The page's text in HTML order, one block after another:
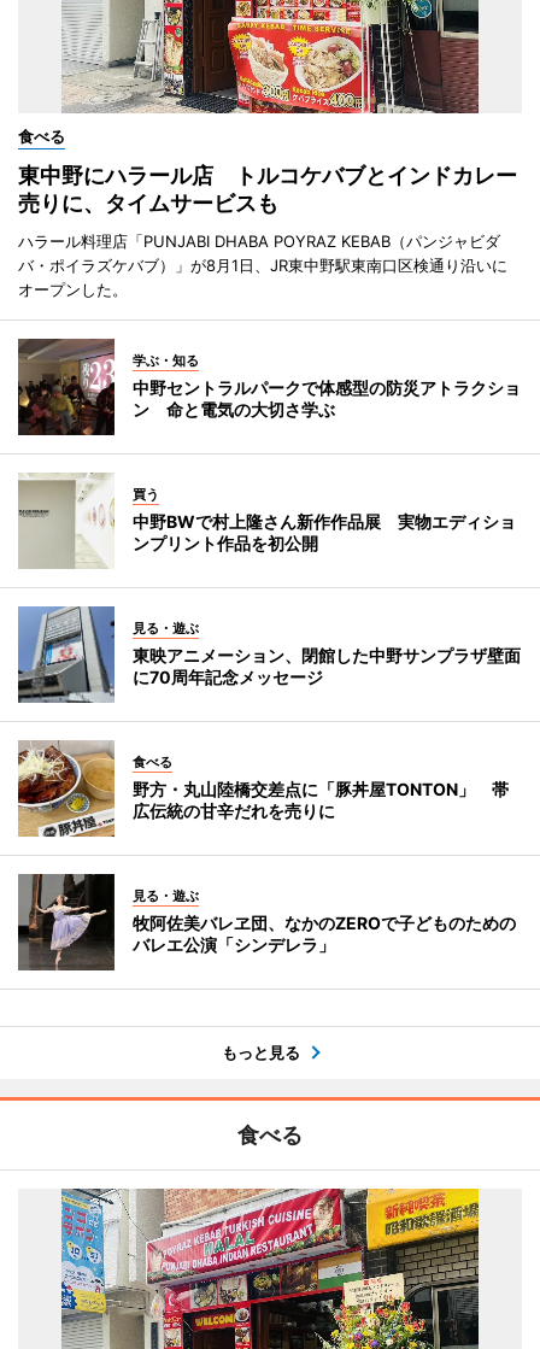
食べる
東中野にハラール店 トルコケバブとインドカレー
売りに、タイムサービスも
ハラール料理店「PUNJABI DHABA POYRAZ KEBAB（パンジャビダ
バ・ポイラズケバブ）」が8月1日、JR東中野駅東南口区検通り沿いに
オープンした。
学ぶ・知る
中野セントラルパークで体感型の防災アトラクショ
ン 命と電気の大切さ学ぶ
買う
中野BWで村上隆さん新作作品展 実物エディショ
ンプリント作品を初公開
見る・遊ぶ
東映アニメーション、閉館した中野サンプラザ壁面
に70周年記念メッセージ
食べる
野方・丸山陸橋交差点に「豚丼屋TONTON」 帯
広伝統の甘辛だれを売りに
見る・遊ぶ
牧阿佐美バレヱ団、なかのZEROで子どものための
バレエ公演「シンデレラ」
もっと見る
食べる